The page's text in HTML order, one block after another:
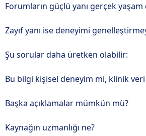
Forumların güçlü yanı gerçek
Zayıf yanı ise deneyimi
Şu sorular daha üretken olabilir:
Bu bilgi kişisel deneyim mi, klinik
Başka açıklamalar mümkün mü?
Kaynağın uzmanlığı ne?